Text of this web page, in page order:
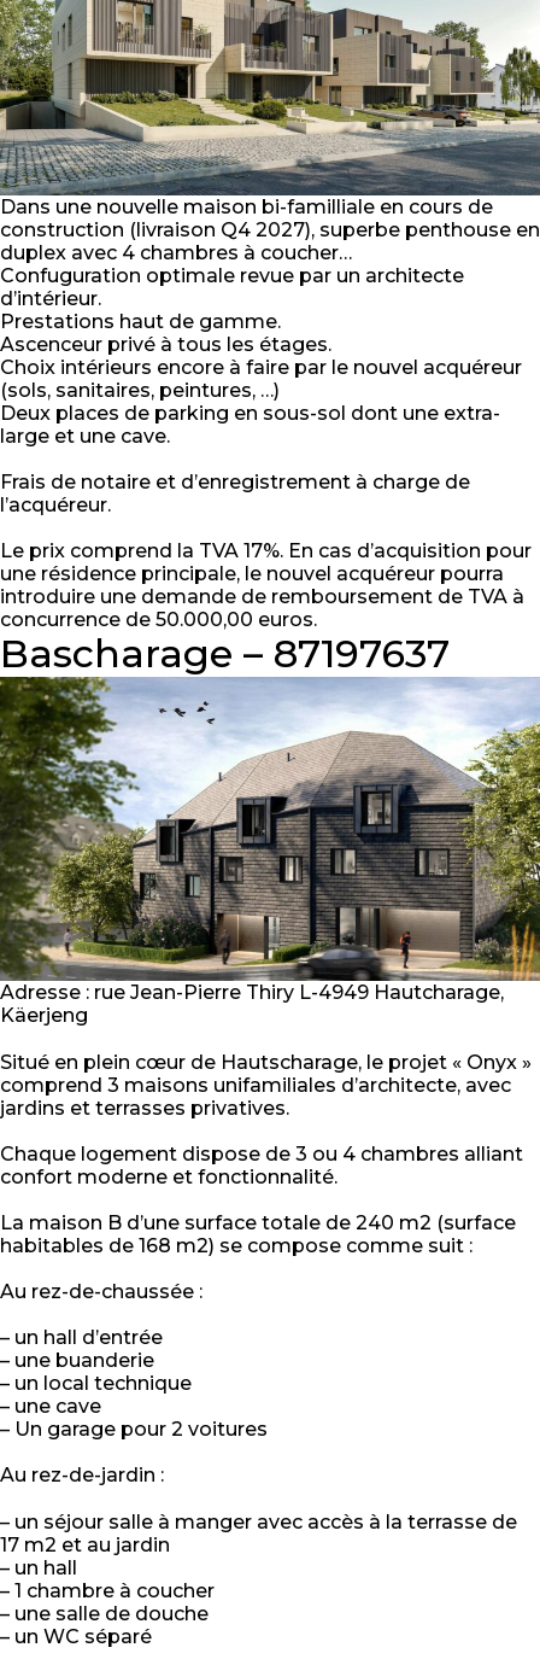
Dans une nouvelle maison bi-familliale en cours de
construction (livraison Q4 2027), superbe penthouse en
duplex avec 4 chambres à coucher…
Confuguration optimale revue par un architecte
d’intérieur.
Prestations haut de gamme.
Ascenceur privé à tous les étages.
Choix intérieurs encore à faire par le nouvel acquéreur
(sols, sanitaires, peintures, …)
Deux places de parking en sous-sol dont une extra-
large et une cave.
Frais de notaire et d’enregistrement à charge de
l’acquéreur.
Le prix comprend la TVA 17%. En cas d’acquisition pour
une résidence principale, le nouvel acquéreur pourra
introduire une demande de remboursement de TVA à
concurrence de 50.000,00 euros.
Bascharage – 87197637
Adresse : rue Jean-Pierre Thiry L-4949 Hautcharage,
Käerjeng
Situé en plein cœur de Hautscharage, le projet « Onyx »
comprend 3 maisons unifamiliales d’architecte, avec
jardins et terrasses privatives.
Chaque logement dispose de 3 ou 4 chambres alliant
confort moderne et fonctionnalité.
La maison B d’une surface totale de 240 m2 (surface
habitables de 168 m2) se compose comme suit :
Au rez-de-chaussée :
– un hall d’entrée
– une buanderie
– un local technique
– une cave
– Un garage pour 2 voitures
Au rez-de-jardin :
– un séjour salle à manger avec accès à la terrasse de
17 m2 et au jardin
– un hall
– 1 chambre à coucher
– une salle de douche
– un WC séparé